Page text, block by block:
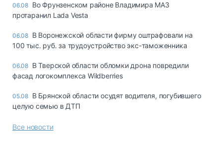
06.08 Во Фрунзенском районе Владимира МАЗ
протаранил Lada Vesta
06.08 В Воронежской области фирму оштрафовали на
100 тыс. руб. за трудоустройство экс-таможенника
06.08 В Тверской области обломки дрона повредили
фасад логокомплекса Wildberries
05.08 В Брянской области осудят водителя, погубившего
целую семью в ДТП
Все новости